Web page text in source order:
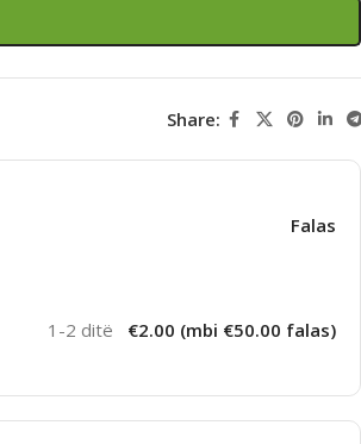
Share:
Falas
1-2 ditë €2.00 (mbi €50.00 falas)